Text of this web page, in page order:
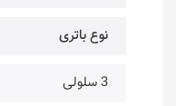
نوع باتری
3 سلولی